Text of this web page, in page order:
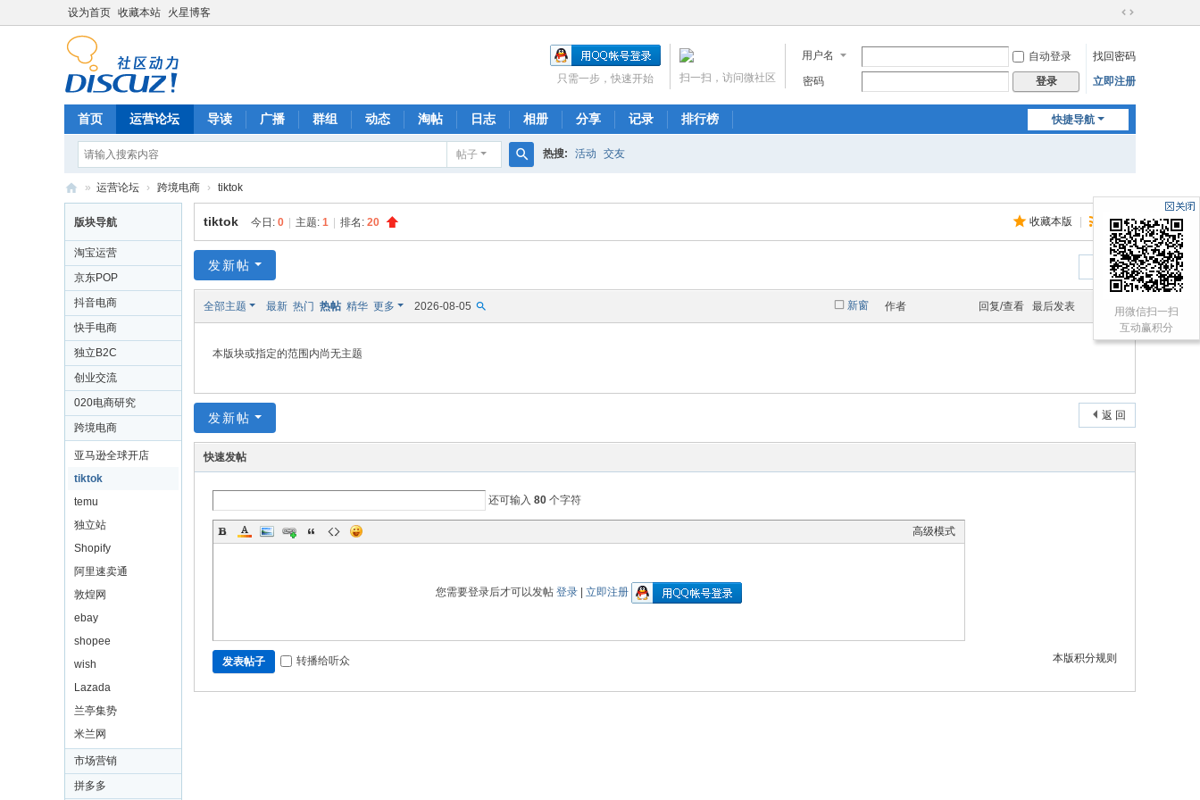
设为首页 收藏本站 火星博客
切
到
宽
用户名 自动登录
找回密码
密码
登录 立即注册
扫一扫，访问微社区
只需一步，快速开始
快捷导航
首页 运营论坛 导读 广播 群组 动态 淘帖 日志 相册 分享 记录 排行榜
帖子
索
热搜: 活动 交友
商
运
营
网
» 运营论坛 › 跨境电商 › tiktok
版块导航
淘宝运营
京东POP
抖音电商
快手电商
独立B2C
创业交流
020电商研究
跨境电商
亚马逊全球开店
tiktok
temu
独立站
Shopify
阿里速卖通
敦煌网
ebay
shopee
wish
Lazada
兰亭集势
米兰网
市场营销
拼多多
收藏本版 订阅
tiktok 今日: 0 主题: 1 排名: 20
返 回
发新帖
新窗
全部主题 最新 热门 热帖 精华 更多 2026-08-05 作者 回复/查看 最后发表
本版块或指定的范围内尚无主题
返 回
发新帖
快速发帖
还可输入 80 个字符
高级模式
您需要登录后才可以发帖 登录 立即注册
本版积分规则
发表帖子 转播给听众
用微信扫一扫
互动赢积分